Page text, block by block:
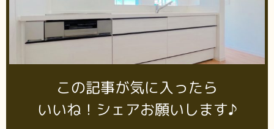
この記事が気に入ったら
いいね！シェアお願いします♪